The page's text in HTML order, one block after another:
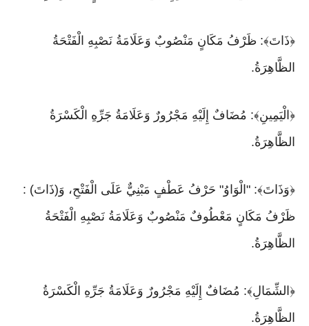
﴿ذَاتَ﴾: ظَرْفُ مَكَانٍ مَنْصُوبٌ وَعَلَامَةُ نَصْبِهِ الْفَتْحَةُ
الظَّاهِرَةُ.
﴿الْيَمِينِ﴾: مُضَافٌ إِلَيْهِ مَجْرُورٌ وَعَلَامَةُ جَرِّهِ الْكَسْرَةُ
الظَّاهِرَةُ.
﴿وَذَاتَ﴾: "الْوَاوُ" حَرْفُ عَطْفٍ مَبْنِيٌّ عَلَى الْفَتْحِ، وَ(ذَاتَ) :
ظَرْفُ مَكَانٍ مَعْطُوفٌ مَنْصُوبٌ وَعَلَامَةُ نَصْبِهِ الْفَتْحَةُ
الظَّاهِرَةُ.
﴿الشِّمَالِ﴾: مُضَافٌ إِلَيْهِ مَجْرُورٌ وَعَلَامَةُ جَرِّهِ الْكَسْرَةُ
الظَّاهِرَةُ.